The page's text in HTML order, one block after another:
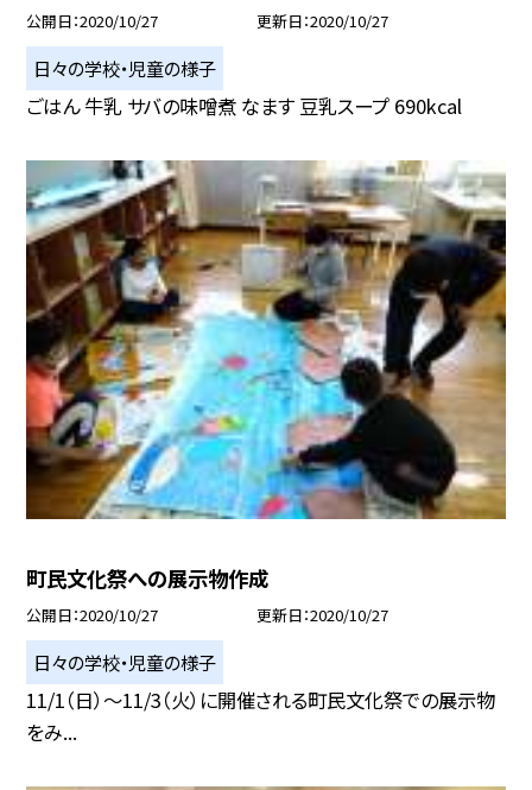
公開日 2020/10/27 更新日 2020/10/27
日々の学校・児童の様子
ごはん 牛乳 サバの味噌煮 なます 豆乳スープ 690kcal
町民文化祭への展示物作成
公開日 2020/10/27 更新日 2020/10/27
日々の学校・児童の様子
11/1（日）〜11/3（火）に開催される町民文化祭での展示物
をみ...